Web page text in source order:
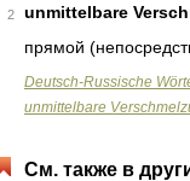
2
unmittelbare
прямой
Deutsch-Russische
unmittelbare
См. также в